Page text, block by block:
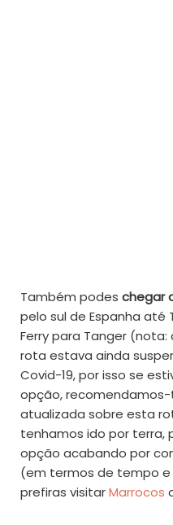
Também podes chegar
pelo sul de Espanha
Ferry para Tanger (nota:
rota estava ainda
Covid-19, por isso se
opção,
atualizada sobre esta
tenhamos ido por terra,
opção acabando por
(em termos de tempo
prefiras visitarMarrocos